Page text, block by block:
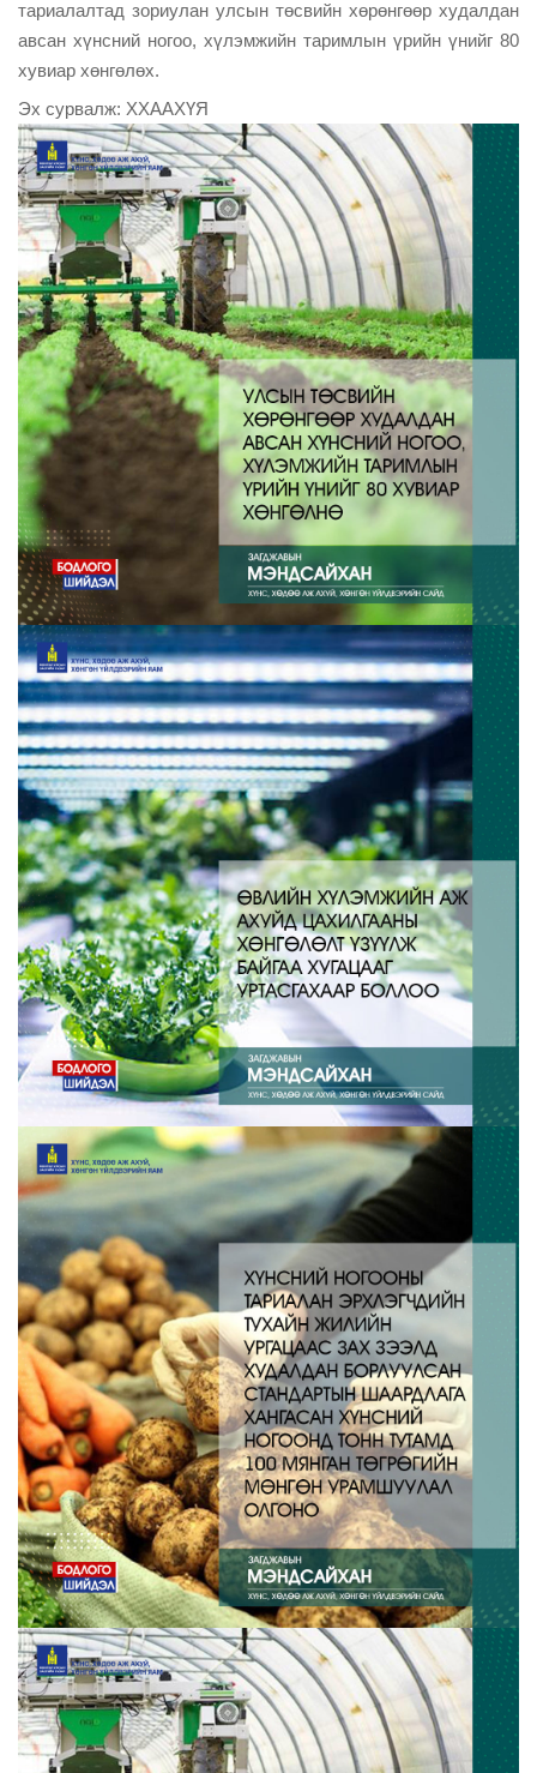
тариалалтад зориулан улсын төсвийн хөрөнгөөр худалдан
авсан хүнсний ногоо, хүлэмжийн таримлын үрийн үнийг 80
хувиар хөнгөлөх.
Эх сурвалж: ХХААХҮЯ